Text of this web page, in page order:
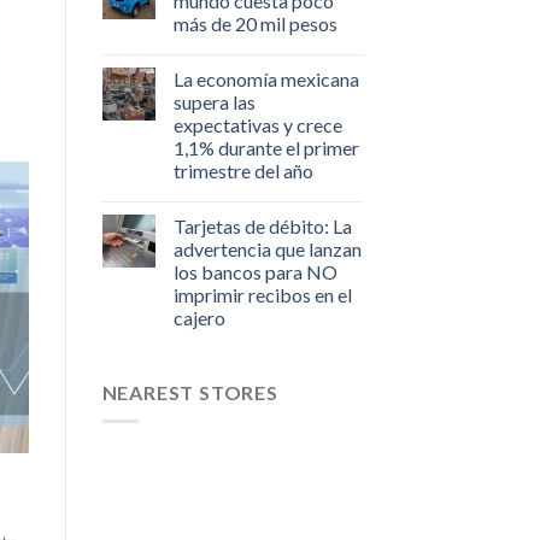
más de 20 mil pesos
La economía mexicana
supera las
expectativas y crece
1,1% durante el primer
trimestre del año
Tarjetas de débito: La
advertencia que lanzan
los bancos para NO
imprimir recibos en el
cajero
NEAREST STORES